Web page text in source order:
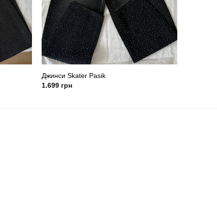
Джинси Skater Pasik
1.699грн